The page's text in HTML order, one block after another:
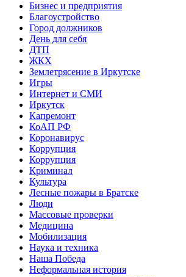
Бизнес и предприятия
Благоустройство
Город должников
День для себя
ДТП
ЖКХ
Землетрясение в Иркутске
Игры
Интернет и СМИ
Иркутск
Капремонт
КоАП РФ
Коронавирус
Коррупция
Коррупция
Криминал
Культура
Лесные пожары в Братске
Люди
Массовые проверки
Медицина
Мобилизация
Наука и техника
Наша Победа
Неформальная история